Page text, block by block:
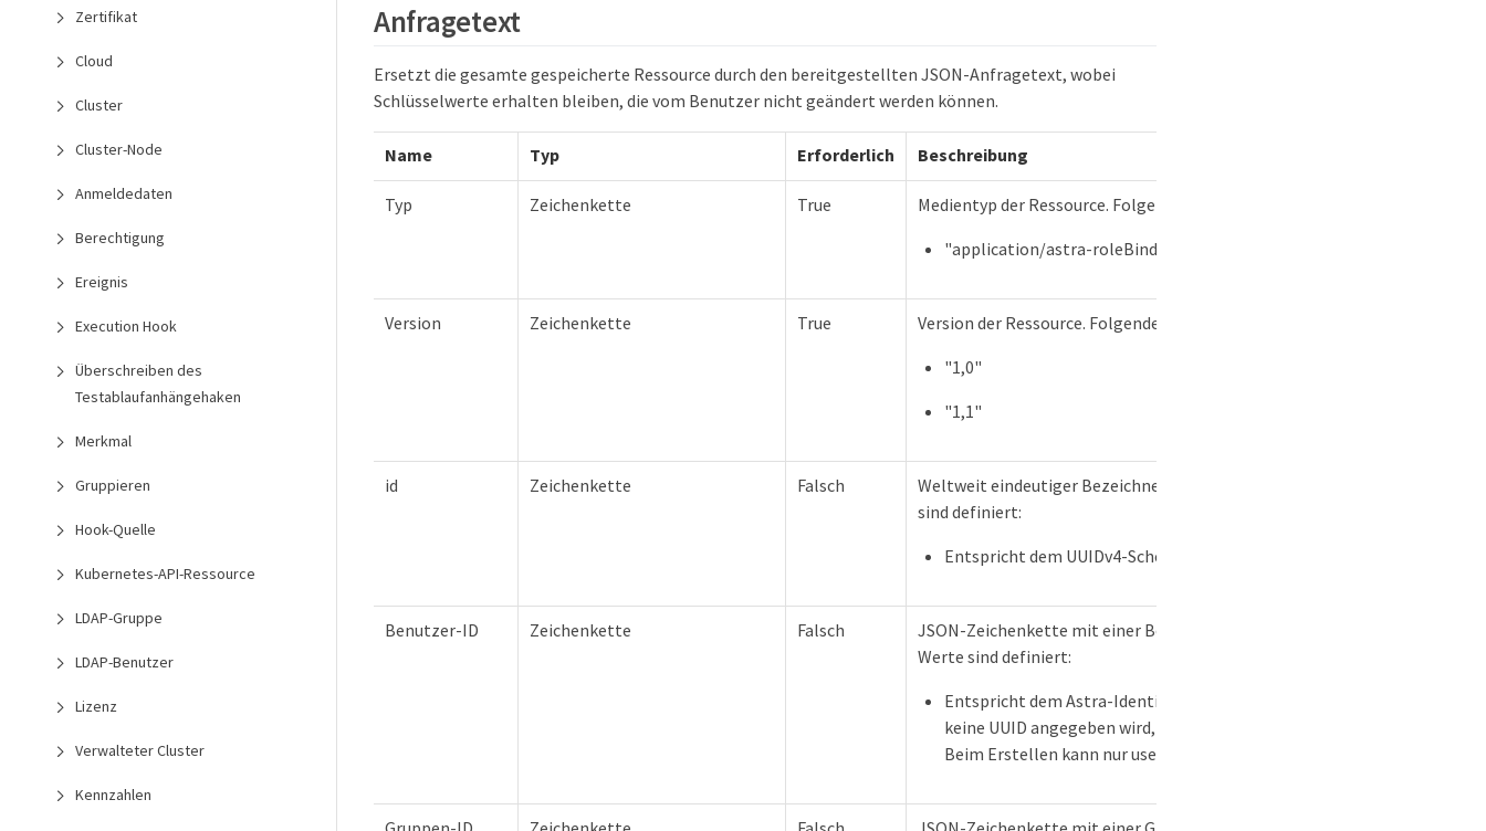
Zertifikat
Cloud
Cluster
Cluster-Node
Anmeldedaten
Berechtigung
Ereignis
Execution Hook
Überschreiben des
Testablaufanhängehaken
Merkmal
Gruppieren
Hook-Quelle
Kubernetes-API-Ressource
LDAP-Gruppe
LDAP-Benutzer
Lizenz
Verwalteter Cluster
Kennzahlen
Anfragetext
Ersetzt die gesamte gespeicherte Ressource durch den bereitgestellten JSON-Anfragetext, wobei
Schlüsselwerte erhalten bleiben, die vom Benutzer nicht geändert werden können.
Name Typ Erforderlich Beschreibung
Typ Zeichenkette True
Medientyp der Ressource. Folgende Werte sind definiert:
"application/astra-roleBinding"
Version Zeichenkette True
Version der Ressource. Folgende Werte sind definiert:
"1,0"
"1,1"
id Zeichenkette Falsch
Weltweit eindeutiger Bezeichner der Ressource. Folgende Werte
sind definiert:
Entspricht dem UUIDv4-Schema
Benutzer-ID Zeichenkette Falsch
JSON-Zeichenkette mit einer Benutzerressourcen-ID. Folgende
Werte sind definiert:
Entspricht dem Astra-Identifikatorschema. Falls beim Erstellen
keine UUID angegeben wird, wird eine leere UUID verwendet.
Beim Erstellen kann nur userID oder groupID angegeben werden.